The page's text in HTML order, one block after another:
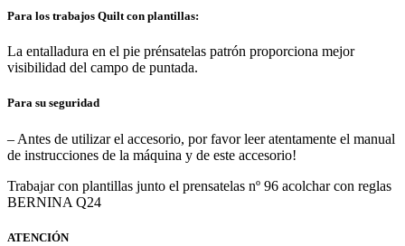
Para los trabajos Quilt con plantillas:
La entalladura en el pie prénsatelas patrón proporciona mejor
visibilidad del campo de puntada.
Para su seguridad
– Antes de utilizar el accesorio, por favor leer atentamente el manual
de instrucciones de la máquina y de este accesorio!
Trabajar con plantillas junto el prensatelas nº 96 acolchar con reglas
BERNINA Q24
ATENCIÓN